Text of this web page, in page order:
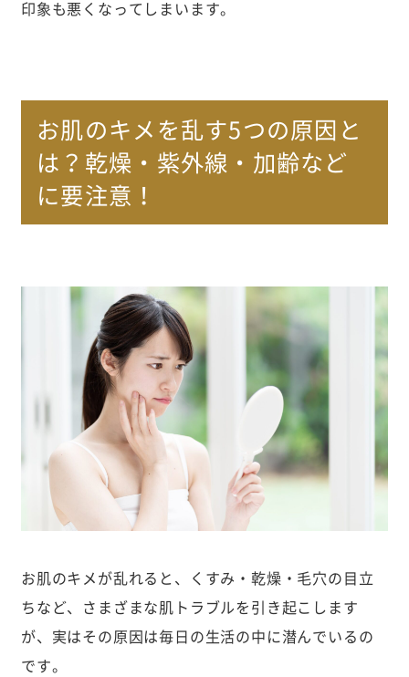
印象も悪くなってしまいます。
お肌のキメを乱す5つの原因と
は？乾燥・紫外線・加齢など
に要注意！
お肌のキメが乱れると、くすみ・乾燥・毛穴の目立
ちなど、さまざまな肌トラブルを引き起こします
が、実はその原因は毎日の生活の中に潜んでいるの
です。